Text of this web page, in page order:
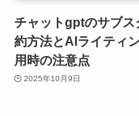
チャットgptのサブス
約方法とAIライティ
用時の注意点
2025年10月9日